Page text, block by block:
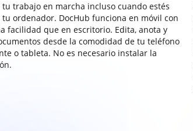
trabajo en marcha incluso cuando estés
tu ordenador. DocHub funciona en móvil con
facilidad que en escritorio. Edita, anota y
desde la comodidad de tu teléfono
o tableta. No es necesario instalar la